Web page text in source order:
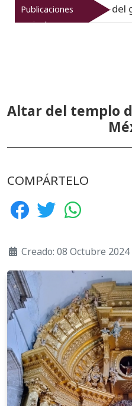
Publicaciones
recientes
la historia del gran
Altar del templo
COMPÁRTELO
Creado: 08 Octubre 2024